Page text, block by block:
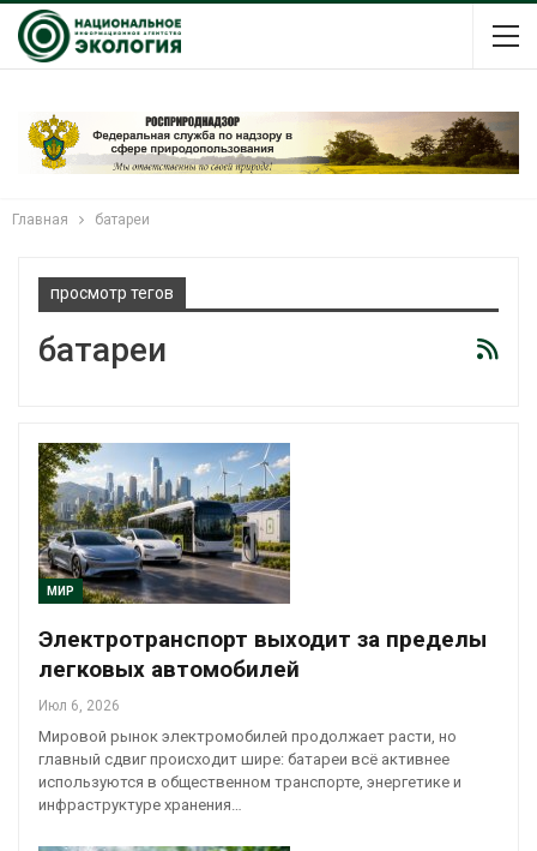
Главная батареи
просмотр тегов
батареи
МИР
Электротранспорт выходит за пределы
легковых автомобилей
Июл 6, 2026
Мировой рынок электромобилей продолжает расти, но
главный сдвиг происходит шире: батареи всё активнее
используются в общественном транспорте, энергетике и
инфраструктуре хранения…